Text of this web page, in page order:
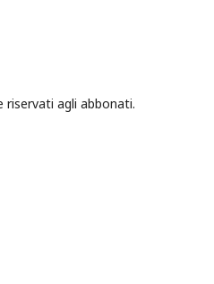
riservati agli abbonati.